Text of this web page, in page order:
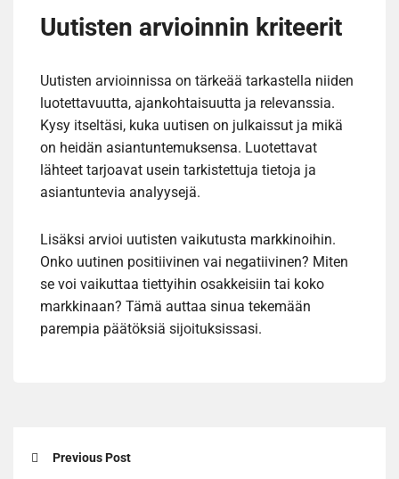
Uutisten arvioinnin kriteerit
Uutisten arvioinnissa on tärkeää tarkastella niiden
luotettavuutta, ajankohtaisuutta ja relevanssia.
Kysy itseltäsi, kuka uutisen on julkaissut ja mikä
on heidän asiantuntemuksensa. Luotettavat
lähteet tarjoavat usein tarkistettuja tietoja ja
asiantuntevia analyysejä.
Lisäksi arvioi uutisten vaikutusta markkinoihin.
Onko uutinen positiivinen vai negatiivinen? Miten
se voi vaikuttaa tiettyihin osakkeisiin tai koko
markkinaan? Tämä auttaa sinua tekemään
parempia päätöksiä sijoituksissasi.
Previous Post